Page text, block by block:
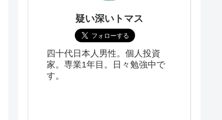
疑い深いトマス
四十代日本人男性。個人投資
家。専業1年目。日々勉強中で
す。